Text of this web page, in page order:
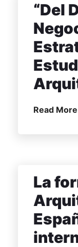
“Del
Read More
La